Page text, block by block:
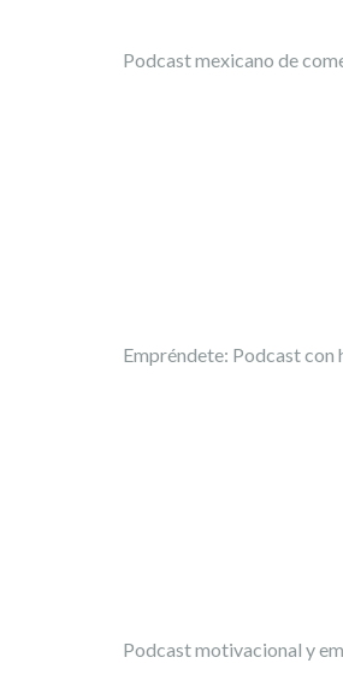
Podcast mexicano de
Empréndete: Podcast con
Podcast motivacional y